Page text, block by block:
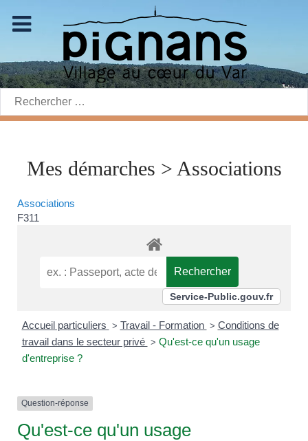
Rechercher:
Mes démarches > Associations
Associations
F311
Service-Public.gouv.fr
Accueil particuliers > Travail - Formation > Conditions de
travail dans le secteur privé > Qu'est-ce qu'un usage
d'entreprise ?
Question-réponse
Qu'est-ce qu'un usage